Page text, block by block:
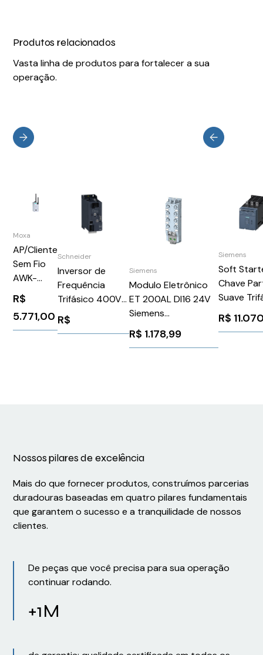
Produtos relacionados
Vasta linha de produtos para fortalecer a sua
operação.
Moxa
AP/Cliente
Sem Fio
AWK-
1131A-US-
T
R$
5.771,00
Schneider
Inversor de
Frequência
Trifásico 400V
5,5Kw Atv340
Schneider
R$
Siemens
Modulo Eletrônico
ET 200AL DI16 24V
Siemens
6ES71415AH000BA0
R$ 1.178,99
Siemens
Soft
Chave
Suave
200-
110-220V
R$
Nossos pilares de excelência
Mais do que fornecer produtos, construímos parcerias
duradouras baseadas em quatro pilares fundamentais
que garantem o sucesso e a tranquilidade de nossos
clientes.
De peças que você precisa para sua operação
continuar rodando.
+1M